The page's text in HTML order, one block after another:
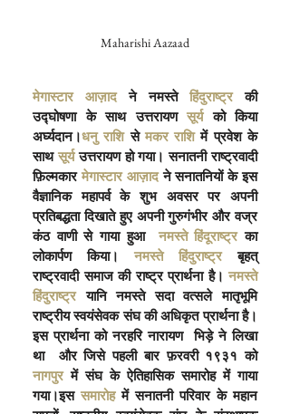
Maharishi Aazaad
मेगास्टार आज़ाद ने नमस्ते हिंदुराष्ट्र की
उद्घोषणा के साथ उत्तरायण सूर्य को किया
अर्घ्यदान।धनु राशि से मकर राशि में प्रवेश के
साथ सूर्य उत्तरायण हो गया। सनातनी राष्ट्रवादी
फ़िल्मकार मेगास्टार आज़ाद ने सनातनियों के इस
वैज्ञानिक महापर्व के शुभ अवसर पर अपनी
प्रतिबद्धता दिखाते हुए अपनी गुरुगंभीर और वज्र
कंठ वाणी से गाया हुआ
नमस्ते हिंदूराष्ट्र का
लोकार्पण किया।
नमस्ते हिंदुराष्ट्र बृहत्
राष्ट्रवादी समाज की राष्ट्र प्रार्थना है। नमस्ते
हिंदुराष्ट्र यानि नमस्ते सदा वत्सले मातृभूमि
राष्ट्रीय स्वयंसेवक संघ की अधिकृत प्रार्थना है।
इस प्रार्थना को नरहरि नारायण  भिड़े ने लिखा
था  और जिसे पहली बार फ़रवरी १९३१ को
नागपुर में संघ के ऐतिहासिक समारोह में गाया
गया।इस समारोह में सनातनी परिवार के महान